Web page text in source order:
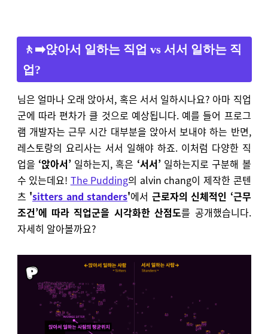
🚶‍➡️앉아서 일하는 직업 vs 서서 일하는 직
업?
님은 얼마나 오래 앉아서, 혹은 서서 일하시나요? 아마 직업
군에 따라 편차가 클 것으로 예상됩니다. 예를 들어 프로그
램 개발자는 근무 시간 대부분을 앉아서 보내야 하는 반면,
레스토랑의 요리사는 서서 일해야 하죠. 이처럼 다양한 직
업을 ‘앉아서’ 일하는지, 혹은 ‘서서’일하는지로 구분해 볼
수 있는데요! The Pudding의 alvin chang이 제작한 콘텐
츠 'sitters and standers'에서 근로자의 신체적인 ‘근무
조건’에 따라 직업군을 시각화한 산점도를 공개했습니다.
자세히 알아볼까요?